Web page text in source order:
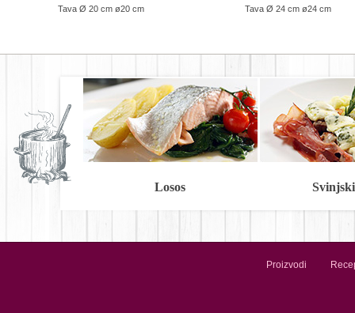
Tava Ø 20 cm ø20 cm Tava Ø 24 cm ø24 cm
Losos
Proizvodi